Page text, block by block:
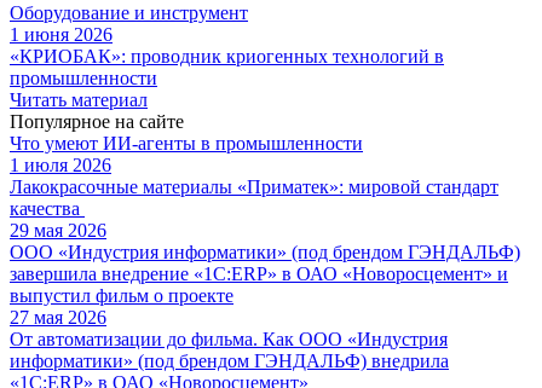
Оборудование и инструмент
1 июня 2026
«КРИОБАК»: проводник криогенных технологий в
промышленности
Читать материал
Популярное на сайте
Что умеют ИИ-агенты в промышленности
1 июля 2026
Лакокрасочные материалы «Приматек»: мировой стандарт
качества
29 мая 2026
ООО «Индустрия информатики» (под брендом ГЭНДАЛЬФ)
завершила внедрение «1С:ERP» в ОАО «Новоросцемент» и
выпустил фильм о проекте
27 мая 2026
От автоматизации до фильма. Как ООО «Индустрия
информатики» (под брендом ГЭНДАЛЬФ) внедрила
«1С:ERP» в ОАО «Новоросцемент»